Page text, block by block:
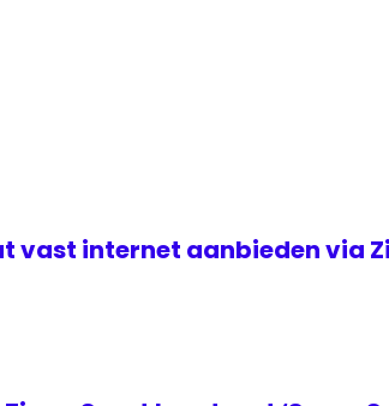
vast internet aanbieden via